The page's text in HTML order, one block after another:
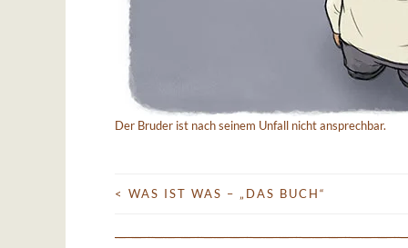
Der Bruder ist nach seinem Unfall nicht ansprechbar.
BEITRAGS-
< WAS IST WAS – „DAS BUCH“